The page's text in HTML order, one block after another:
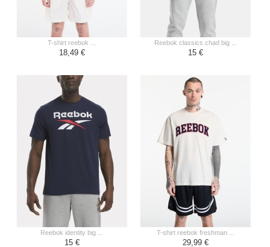
t-shirt reebok ...
18,49 €
reebok classics chad big ...
15 €
reebok identity big ...
15 €
t-shirt reebok freshman ...
29,99 €